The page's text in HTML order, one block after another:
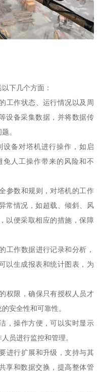
下几个方面：
工作状态、运行情况以及周
设备采集数据，并将数据传
。
备对塔机进行操作，如启
人工操作带来的风险和不
参数和规则，对塔机的工作
常情况，如超载、倾斜、风
以便采取相应的措施，保障
工作数据进行记录和分析，
以生成报表和统计图表，为
权限，确保只有授权人员才
安全性和可靠性。
，操作方便，可以实时显示
员进行监控和管理。
进行扩展和升级，支持与其
享和数据交换，提高整体管